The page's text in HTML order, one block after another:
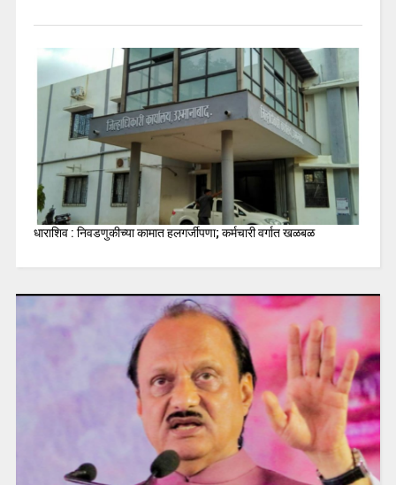
धाराशिव : निवडणुकीच्या कामात हलगर्जीपणा; कर्मचारी वर्गात खळबळ